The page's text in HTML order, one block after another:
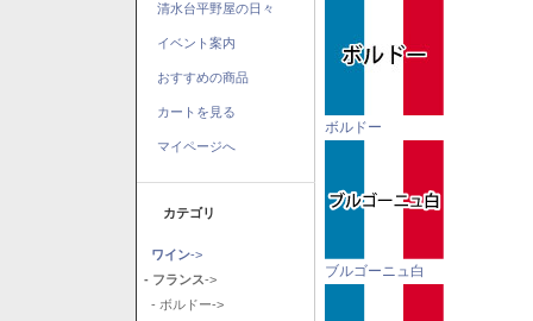
清水台平野屋の日々
イベント案内
おすすめの商品
カートを見る
マイページへ
カテゴリ
ワイン->
- フランス->
- ボルドー->
ボルドー
ブルゴーニュ白